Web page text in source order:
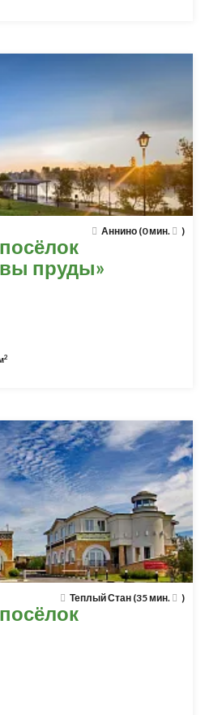
Аннино (0 мин. )
пруды»
2
Теплый Стан (35 мин. )